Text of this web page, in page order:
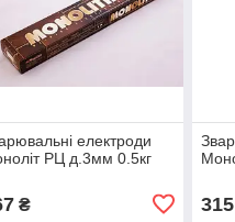
електроди
РЦ д.3мм 0.5кг
₴ 315